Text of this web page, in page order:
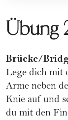
Übung
Brücke/
Lege dich mit
Arme neben
Knie auf und
du mit den